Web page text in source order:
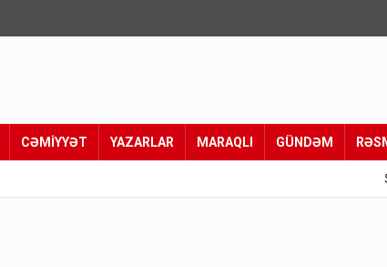
CƏMİYYƏT YAZARLAR MARAQLI GÜNDƏM